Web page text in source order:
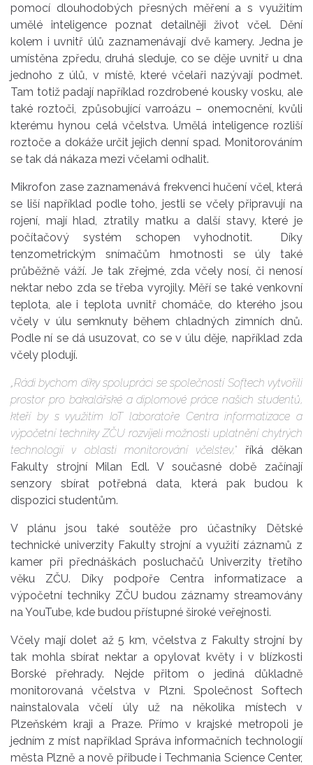
pomocí dlouhodobých přesných měření a s využitím
umělé inteligence poznat detailněji život včel. Dění
kolem i uvnitř úlů zaznamenávají dvě kamery. Jedna je
umístěna zpředu, druhá sleduje, co se děje uvnitř u dna
jednoho z úlů, v místě, které včelaři nazývají podmet.
Tam totiž padají například rozdrobené kousky vosku, ale
také roztoči, způsobující varroázu – onemocnění, kvůli
kterému hynou celá včelstva. Umělá inteligence rozliší
roztoče a dokáže určit jejich denní spad. Monitorováním
se tak dá nákaza mezi včelami odhalit.
Mikrofon zase zaznamenává frekvenci hučení včel, která
se liší například podle toho, jestli se včely připravují na
rojení, mají hlad, ztratily matku a další stavy, které je
počítačový systém schopen vyhodnotit. Díky
tenzometrickým snímačům hmotnosti se úly také
průběžně váží. Je tak zřejmé, zda včely nosí, či nenosí
nektar nebo zda se třeba vyrojily. Měří se také venkovní
teplota, ale i teplota uvnitř chomáče, do kterého jsou
včely v úlu semknuty během chladných zimních dnů.
Podle ní se dá usuzovat, co se v úlu děje, například zda
včely plodují.
„Rádi bychom díky spolupráci se společností Softech vytvořili
prostor pro bakalářské a diplomové práce našich studentů,
kteří by s využitím IoT laboratoře Centra informatizace a
výpočetní techniky ZČU rozvíjeli možnosti uplatnění chytrých
technologií v oblasti monitorování včelstev,“ říká děkan
Fakulty strojní Milan Edl. V současné době začínají
senzory sbírat potřebná data, která pak budou k
dispozici studentům.
V plánu jsou také soutěže pro účastníky Dětské
technické univerzity Fakulty strojní a využití záznamů z
kamer při přednáškách posluchačů Univerzity třetího
věku ZČU. Díky podpoře Centra informatizace a
výpočetní techniky ZČU budou záznamy streamovány
na YouTube, kde budou přístupné široké veřejnosti.
Včely mají dolet až 5 km, včelstva z Fakulty strojní by
tak mohla sbírat nektar a opylovat květy i v blízkosti
Borské přehrady. Nejde přitom o jediná důkladně
monitorovaná včelstva v Plzni. Společnost Softech
nainstalovala včelí úly už na několika místech v
Plzeňském kraji a Praze. Přímo v krajské metropoli je
jedním z míst například Správa informačních technologií
města Plzně a nově přibude i Techmania Science Center,